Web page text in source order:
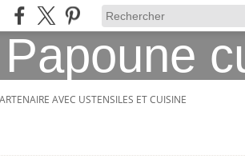
AVEC USTENSILES ET CUISINE